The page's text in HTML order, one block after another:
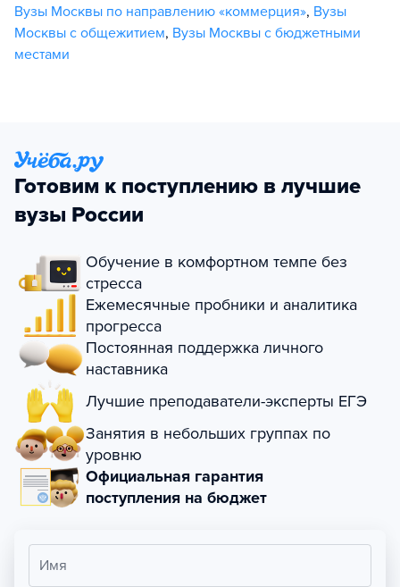
Вузы Москвы по направлению «коммерция», Вузы
Москвы с общежитием, Вузы Москвы с бюджетными
местами
Готовим к поступлению в лучшие
вузы России
Обучение в комфортном темпе без
стресса
Ежемесячные пробники и аналитика
прогресса
Постоянная поддержка личного
наставника
Лучшие преподаватели-эксперты ЕГЭ
Занятия в небольших группах по
уровню
Официальная гарантия
поступления на бюджет
Имя